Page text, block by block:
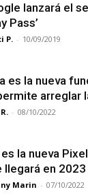
lanzará el
Pass’
P. - 10/09/2019
es la nueva
arreglar
- 08/10/2022
la nueva
llegará en 2023
Marin - 07/10/2022